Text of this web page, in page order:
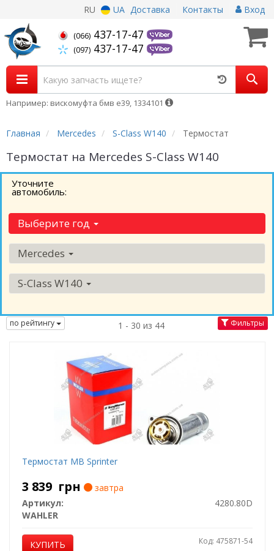
RU UA Доставка Контакты Вход
(066) 437-17-47
(097) 437-17-47
Например: вискомуфта бмв е39, 1334101
Главная Mercedes S-Class W140 Термостат
Термостат на Mercedes S-Class W140
Уточните
автомобиль:
Выберите год
Mercedes
S-Class W140
по рейтингу 1 - 30 из 44 Фильтры
Термостат MB Sprinter
3 839 грн
завтра
Артикул:
4280.80D
WAHLER
КУПИТЬ Код: 475871-54